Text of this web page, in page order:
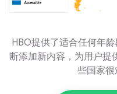
HBO提供了适合任何年
断添加新内容，为用户提
些国家很